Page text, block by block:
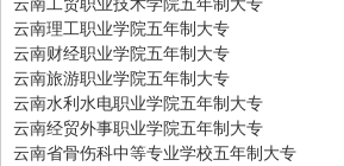
云南理工职业学院五年制大专
云南财经职业学院五年制大专
云南旅游职业学院五年制大专
云南水利水电职业学院五年制大专
云南经贸外事职业学院五年制大专
云南省骨伤科中等专业学校五年制大专